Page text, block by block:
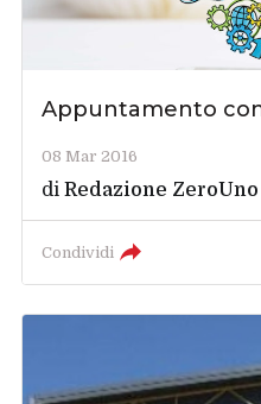
Appuntamento
08 Mar 2016
diRedazione ZeroUno
Condividi